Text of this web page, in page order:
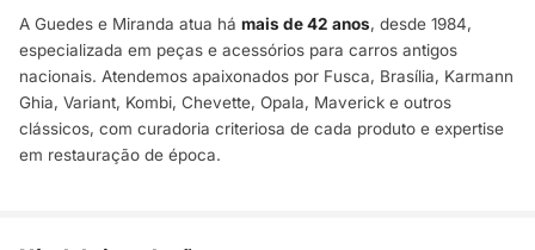
A Guedes e Miranda atua há mais de 42 anos, desde 1984,
especializada em peças e acessórios para carros antigos
nacionais. Atendemos apaixonados por Fusca, Brasília, Karmann
Ghia, Variant, Kombi, Chevette, Opala, Maverick e outros
clássicos, com curadoria criteriosa de cada produto e expertise
em restauração de época.